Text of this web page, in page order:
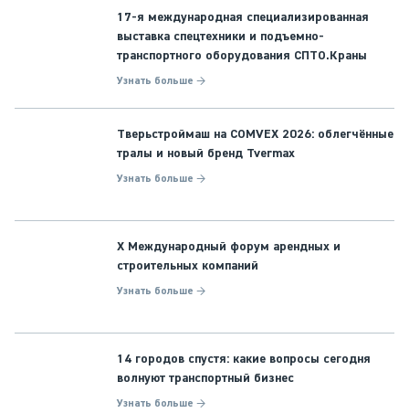
17-я международная специализированная
выставка спецтехники и подъемно-
транспортного оборудования СПТО.Краны
Узнать больше →
Тверьстроймаш на COMVEX 2026: облегчённые
тралы и новый бренд Tvermax
Узнать больше →
X Международный форум арендных и
строительных компаний
Узнать больше →
14 городов спустя: какие вопросы сегодня
волнуют транспортный бизнес
Узнать больше →